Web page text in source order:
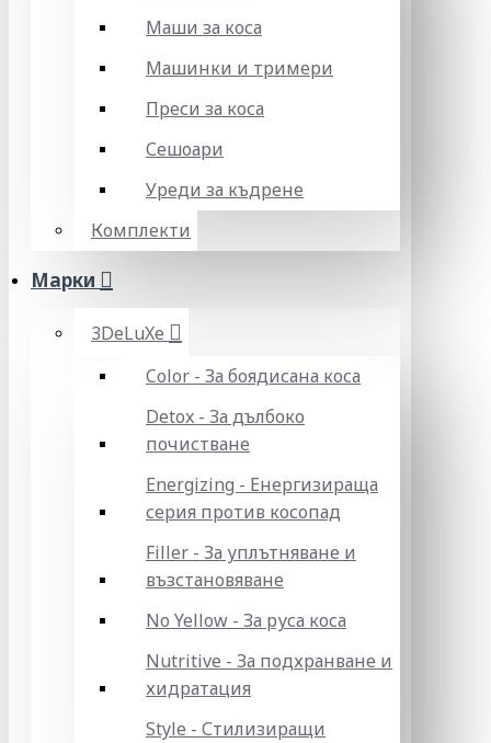
Маши за коса
Машинки и тримери
Преси за коса
Сешоари
Уреди за къдрене
Комплекти
Марки
3DeLuXe
Color - За боядисана коса
Detox - За дълбоко
почистване
Energizing - Енергизираща
серия против косопад
Filler - За уплътняване и
възстановяване
No Yellow - За руса коса
Nutritive - За подхранване и
хидратация
Style - Стилизиращи